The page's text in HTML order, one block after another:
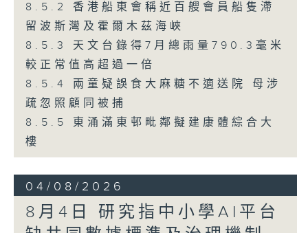
8.5.2 香港船東會稱近百艘會員船隻滯
留波斯灣及霍爾木茲海峽
8.5.3 天文台錄得7月總雨量790.3毫米
較正常值高超過一倍
8.5.4 兩童疑誤食大麻糖不適送院 母涉
疏忽照顧同被捕
8.5.5 東涌滿東邨毗鄰擬建康體綜合大
樓
04/08/2026
8月4日 研究指中小學AI平台